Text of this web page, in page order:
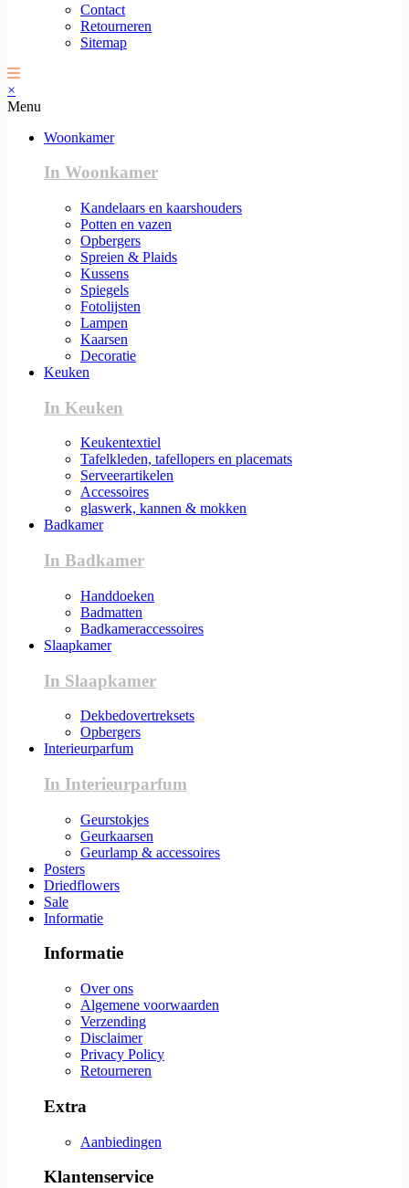
Contact
Retourneren
Sitemap
×
Menu
Woonkamer
In Woonkamer
Kandelaars en kaarshouders
Potten en vazen
Opbergers
Spreien & Plaids
Kussens
Spiegels
Fotolijsten
Lampen
Kaarsen
Decoratie
Keuken
In Keuken
Keukentextiel
Tafelkleden, tafellopers en placemats
Serveerartikelen
Accessoires
glaswerk, kannen & mokken
Badkamer
In Badkamer
Handdoeken
Badmatten
Badkameraccessoires
Slaapkamer
In Slaapkamer
Dekbedovertreksets
Opbergers
Interieurparfum
In Interieurparfum
Geurstokjes
Geurkaarsen
Geurlamp & accessoires
Posters
Driedflowers
Sale
Informatie
Informatie
Over ons
Algemene voorwaarden
Verzending
Disclaimer
Privacy Policy
Retourneren
Extra
Aanbiedingen
Klantenservice